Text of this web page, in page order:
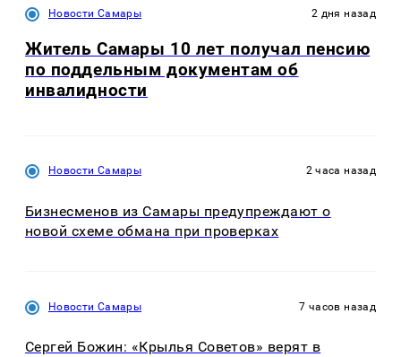
Новости Самары 2 дня назад
Житель Самары 10 лет получал пенсию
по поддельным документам об
инвалидности
Новости Самары 2 часа назад
Бизнесменов из Самары предупреждают о
новой схеме обмана при проверках
Новости Самары 7 часов назад
Сергей Божин: «Крылья Советов» верят в